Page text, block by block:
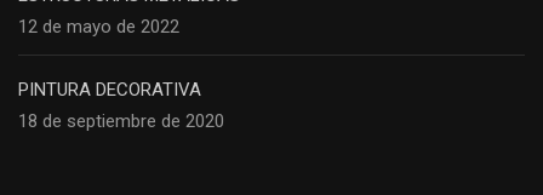
12 de mayo de 2022
PINTURA DECORATIVA
18 de septiembre de 2020